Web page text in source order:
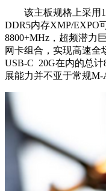
该主板规格上采用10
DDR5内存XMP/EXPO
8800+MHz，超频潜力
网卡组合，实现高速全
USB-C 20G在内的总
展能力并不亚于常规M-